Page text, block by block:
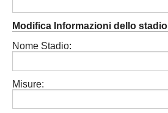
Modifica Informazioni dello stadio
Nome Stadio:
Misure: